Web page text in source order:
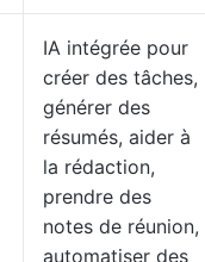
IA intégrée pour
créer des tâches,
générer des
résumés, aider à
la rédaction,
prendre des
notes de réunion,
automatiser des